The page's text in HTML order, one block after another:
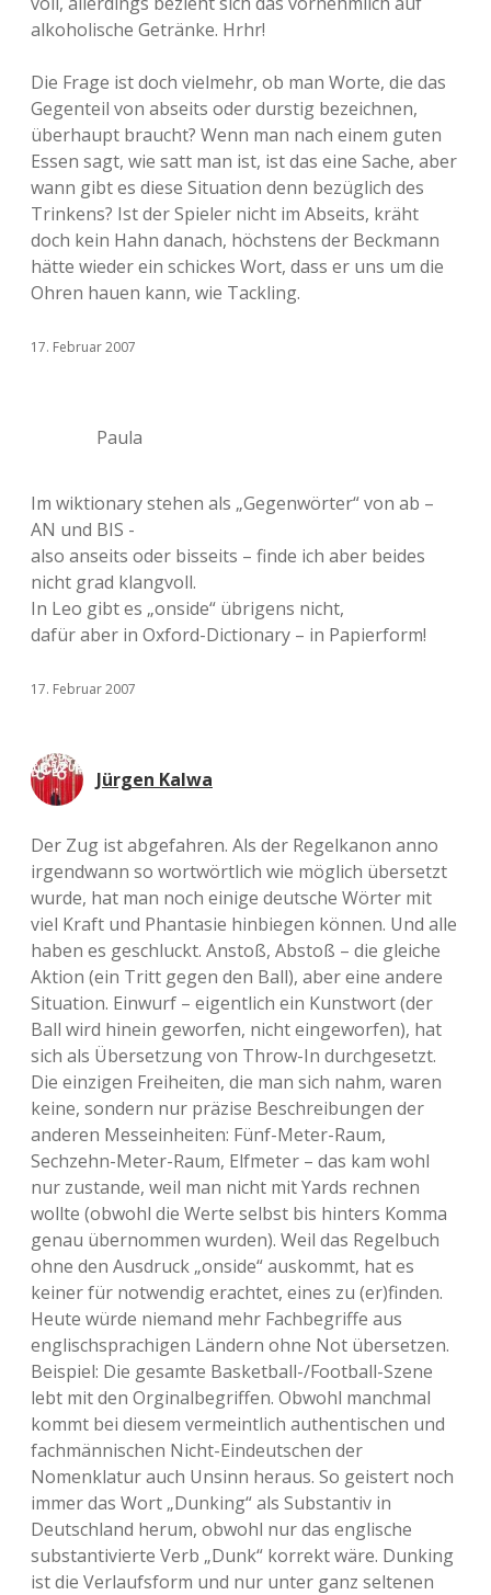
alkoholische Getränke. Hrhr!
Die Frage ist doch vielmehr, ob man Worte, die das
Gegenteil von abseits oder durstig bezeichnen,
überhaupt braucht? Wenn man nach einem guten
Essen sagt, wie satt man ist, ist das eine Sache, aber
wann gibt es diese Situation denn bezüglich des
Trinkens? Ist der Spieler nicht im Abseits, kräht
doch kein Hahn danach, höchstens der Beckmann
hätte wieder ein schickes Wort, dass er uns um die
Ohren hauen kann, wie Tackling.
17. Februar 2007
Paula
Im wiktionary stehen als „Gegenwörter“ von ab –
AN und BIS -
also anseits oder bisseits – finde ich aber beides
nicht grad klangvoll.
In Leo gibt es „onside“ übrigens nicht,
dafür aber in Oxford-Dictionary – in Papierform!
17. Februar 2007
Jürgen Kalwa
Der Zug ist abgefahren. Als der Regelkanon anno
irgendwann so wortwörtlich wie möglich übersetzt
wurde, hat man noch einige deutsche Wörter mit
viel Kraft und Phantasie hinbiegen können. Und alle
haben es geschluckt. Anstoß, Abstoß – die gleiche
Aktion (ein Tritt gegen den Ball), aber eine andere
Situation. Einwurf – eigentlich ein Kunstwort (der
Ball wird hinein geworfen, nicht eingeworfen), hat
sich als Übersetzung von Throw-In durchgesetzt.
Die einzigen Freiheiten, die man sich nahm, waren
keine, sondern nur präzise Beschreibungen der
anderen Messeinheiten: Fünf-Meter-Raum,
Sechzehn-Meter-Raum, Elfmeter – das kam wohl
nur zustande, weil man nicht mit Yards rechnen
wollte (obwohl die Werte selbst bis hinters Komma
genau übernommen wurden). Weil das Regelbuch
ohne den Ausdruck „onside“ auskommt, hat es
keiner für notwendig erachtet, eines zu (er)finden.
Heute würde niemand mehr Fachbegriffe aus
englischsprachigen Ländern ohne Not übersetzen.
Beispiel: Die gesamte Basketball-/Football-Szene
lebt mit den Orginalbegriffen. Obwohl manchmal
kommt bei diesem vermeintlich authentischen und
fachmännischen Nicht-Eindeutschen der
Nomenklatur auch Unsinn heraus. So geistert noch
immer das Wort „Dunking“ als Substantiv in
Deutschland herum, obwohl nur das englische
substantivierte Verb „Dunk“ korrekt wäre. Dunking
ist die Verlaufsform und nur unter ganz seltenen